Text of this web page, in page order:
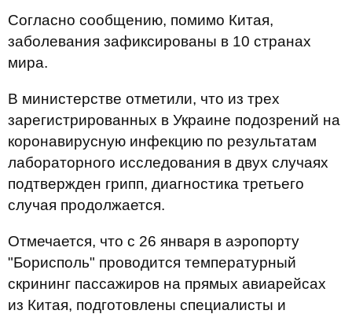
Согласно сообщению, помимо Китая,
заболевания зафиксированы в 10 странах
мира.
В министерстве отметили, что из трех
зарегистрированных в Украине подозрений на
коронавирусную инфекцию по результатам
лабораторного исследования в двух случаях
подтвержден грипп, диагностика третьего
случая продолжается.
Отмечается, что с 26 января в аэропорту
"Борисполь" проводится температурный
скрининг пассажиров на прямых авиарейсах
из Китая, подготовлены специалисты и